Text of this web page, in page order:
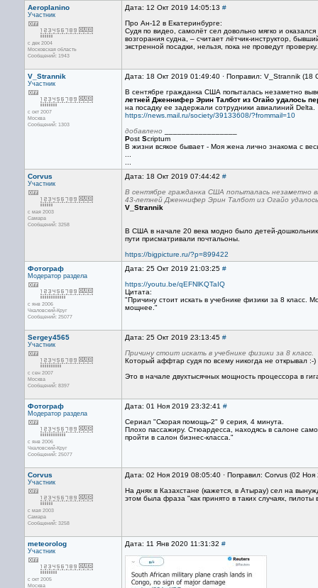
Aeroplanino
Участник
с дек 2004
Московская область
Сообщений: 1943
Дата: 12 Окт 2019 14:05:13 #
Про Ан-12 в Екатеринбурге:
Судя по видео, самолёт сел довольно мягко и
возгорания судна, – считает лётчик-инструктор,
экстренной посадки, нельзя, пока не проведут
V_Strannik
Участник
с окт 2007
Москва
Сообщений: 1303
Дата: 18 Окт 2019 01:49:40 · Поправил: V_Strannik (18
В сентябре гражданка США попыталась незаметно
летней Дженнифер Эрин Талбот из Огайо удалось
на посадку ее задержали сотрудники авиалиний Delta.
https://news.mail.ru/society/39133608/?frommail=10
добавлено
Post Scriptum
В жизни всякое бывает - Моя жена лично знакома с
Corvus
Участник
с мая 2003
Самара
Сообщений: 3258
Дата: 18 Окт 2019 07:44:42 #
В сентябре гражданка США попыталась незаметно
43-летней Дженнифер Эрин Талбот из Огайо
V_Strannik
В США в начале 20 века модно было детей-
пути присматривали почтальоны.
https://bigpicture.ru/?p=899422
Фотограф
Модератор раздела
с янв 2006
Чкаловский-Круг
Сообщений: 25077
Дата: 25 Окт 2019 21:03:25 #
https://youtu.be/qEFNlKQTaIQ
Цитата:
"Причину стоит искать в учебнике физики за 8 класс.
мощнее."
Sergey4565
Участник
с сен 2007
Москва
Сообщений: 8397
Дата: 25 Окт 2019 23:13:45 #
Причину стоит искать в учебнике физики за 8 класс.
Который аффтар судя по всему никогда не открывал :-)
Это в начале двухтысячных мощность процессора в
Фотограф
Модератор раздела
с янв 2006
Чкаловский-Круг
Сообщений: 25077
Дата: 01 Ноя 2019 23:32:41 #
Сериал "Скорая помощь-2" 9 серия, 4 минута.
Плохо пассажиру. Стюардесса, находясь в салоне
пройти в салон бизнес-класса."
Corvus
Участник
с мая 2003
Самара
Сообщений: 3258
Дата: 02 Ноя 2019 08:05:40 · Поправил: Corvus (02
На днях в Казахстане (кажется, в Атырау) сел на
этом была фраза "как принято в таких случаях,
meteorolog
Участник
с окт 2005
Москва
Дата: 11 Янв 2020 11:31:32 #